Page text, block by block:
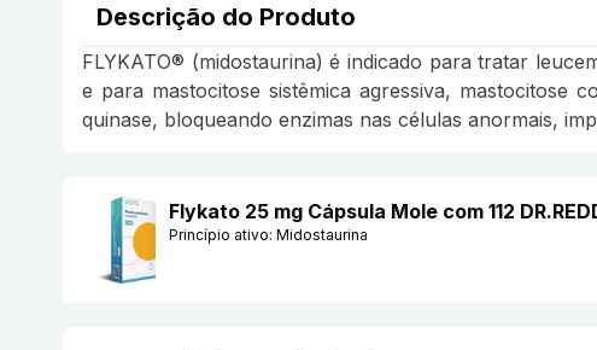
Descrição do Produto
FLYKATO® (midostaurina) é indicado para tratar
e para mastocitose sistêmica agressiva, mastocitose
quinase, bloqueando enzimas nas células anormais,
Flykato 25 mg Cápsula Mole com 112
Princípio ativo: Midostaurina